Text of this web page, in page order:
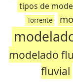
tipos de
Torrente
modelado
fluvial